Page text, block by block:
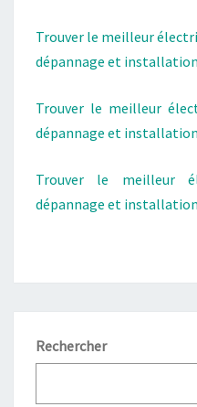
Trouver le meilleur
dépannage et
Trouver le meilleur
dépannage et
Trouver le meilleur
dépannage et
Rechercher